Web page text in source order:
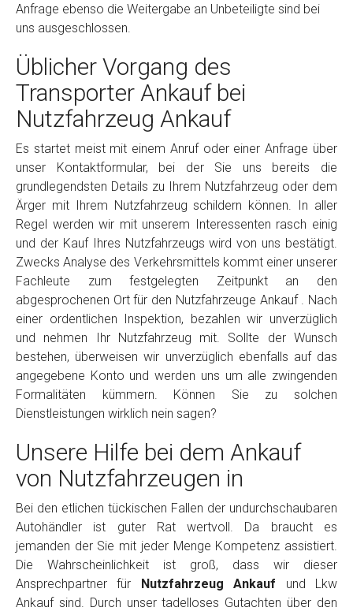
Anfrage ebenso die Weitergabe an Unbeteiligte sind bei
uns ausgeschlossen.
Üblicher Vorgang des
Transporter Ankauf bei
Nutzfahrzeug Ankauf
Es startet meist mit einem Anruf oder einer Anfrage über
unser Kontaktformular, bei der Sie uns bereits die
grundlegendsten Details zu Ihrem Nutzfahrzeug oder dem
Ärger mit Ihrem Nutzfahrzeug schildern können. In aller
Regel werden wir mit unserem Interessenten rasch einig
und der Kauf Ihres Nutzfahrzeugs wird von uns bestätigt.
Zwecks Analyse des Verkehrsmittels kommt einer unserer
Fachleute zum festgelegten Zeitpunkt an den
abgesprochenen Ort für den Nutzfahrzeuge Ankauf . Nach
einer ordentlichen Inspektion, bezahlen wir unverzüglich
und nehmen Ihr Nutzfahrzeug mit. Sollte der Wunsch
bestehen, überweisen wir unverzüglich ebenfalls auf das
angegebene Konto und werden uns um alle zwingenden
Formalitäten kümmern. Können Sie zu solchen
Dienstleistungen wirklich nein sagen?
Unsere Hilfe bei dem Ankauf
von Nutzfahrzeugen in
Bei den etlichen tückischen Fallen der undurchschaubaren
Autohändler ist guter Rat wertvoll. Da braucht es
jemanden der Sie mit jeder Menge Kompetenz assistiert.
Die Wahrscheinlichkeit ist groß, dass wir dieser
Ansprechpartner für Nutzfahrzeug Ankauf und Lkw
Ankauf sind. Durch unser tadelloses Gutachten über den